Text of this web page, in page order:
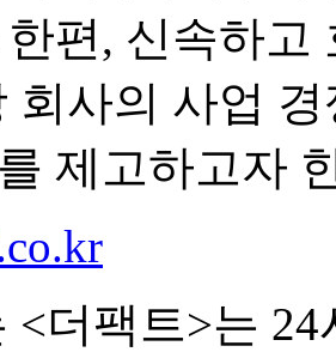
편, 신속하고
회사의 사업
제고하고자
<더팩트>는